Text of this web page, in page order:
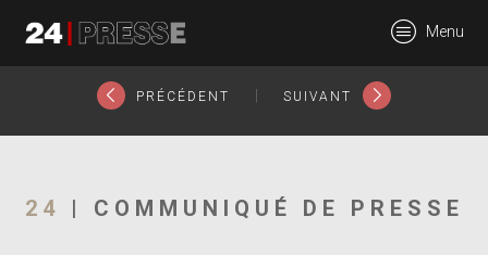
24Presse -
Communiqués de
Menu
PRÉCÉDENT SUIVANT
24 | COMMUNIQUÉ DE PRESSE